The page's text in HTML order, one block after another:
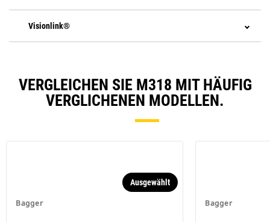
Visionlink®
VERGLEICHEN SIE M318 MIT HÄUFIG
VERGLICHENEN MODELLEN.
Bagger
Ausgewählt
Bagger